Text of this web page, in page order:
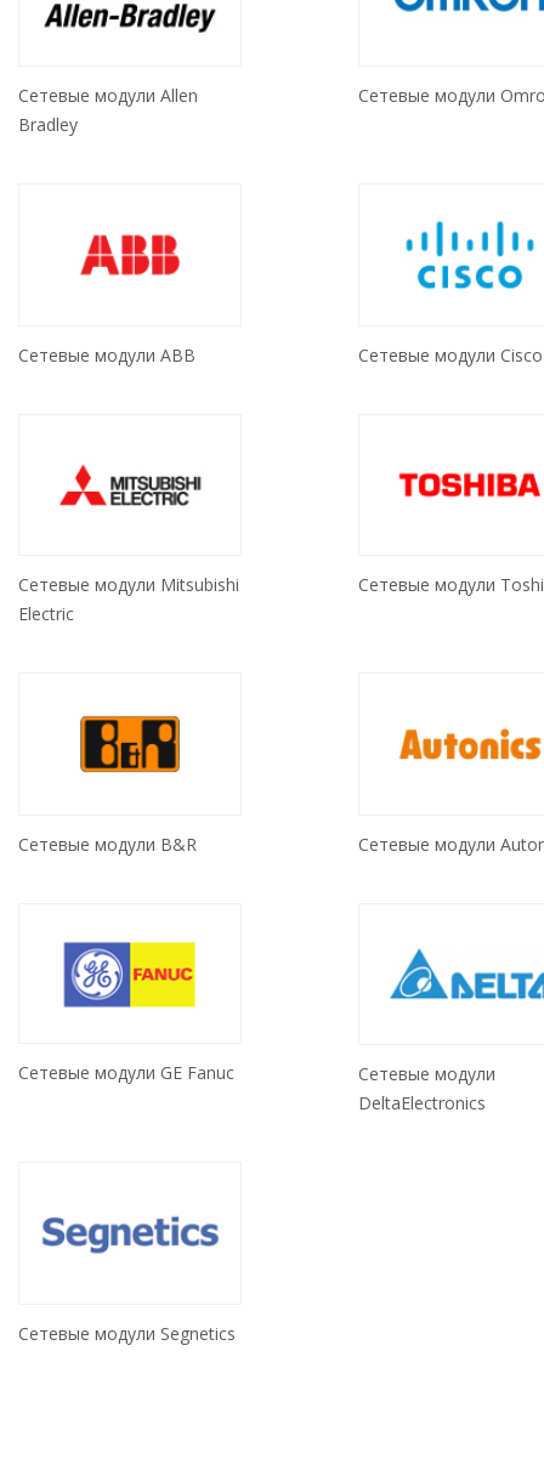
Сетевые модули Allen
Bradley
Сетевые модули
Сетевые модули ABB Сетевые модули Cisco
Сетевые модули Mitsubishi
Electric
Сетевые модули
Сетевые модули B&R Сетевые модули
Сетевые модули GE Fanuc
Сетевые модули
DeltaElectronics
Сетевые модули Segnetics